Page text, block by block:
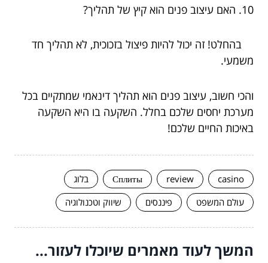
10. האם עיצוב פנים הוא קיץ של תהליך?
בהחלט! זה יכול להיות פיצול בזכוכית, לא תהליך חד
משמעי.
והכי חשוב, עיצוב פנים הוא תהליך דינאמי שמתקיים בכל
מערכת יחסים שלכם בחלל. השקעה בו היא השקעה
באיכות החיים שלכם!
casino
review
Сплиты
בלוג
עולם המשפט
פיננסים שיווק וטכנולוגיה
המשך לעוד מאמרים שיוכלו לעזור...